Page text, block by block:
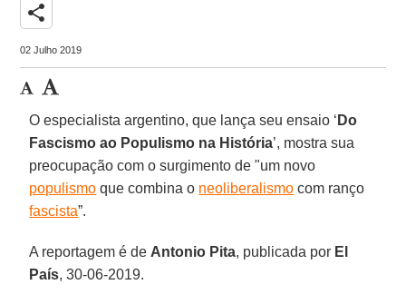
share
02 Julho 2019
O especialista argentino, que lança seu ensaio ‘ Do
Fascismo ao Populismo na História’, mostra sua
preocupação com o surgimento de "um novo
populismo que combina o neoliberalismo com ranço
fascista”.
A reportagem é de Antonio Pita, publicada por El
País, 30-06-2019.